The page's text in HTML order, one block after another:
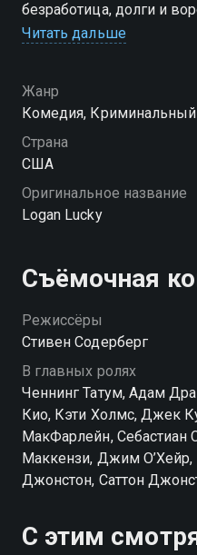
безработица, долги и
момента, он решает
страна. «Удача Логана» —
хорошем качестве.
Читать дальше
Жанр
Комедия, Криминальный
Страна
США
Оригинальное название
Logan Lucky
Съёмочная
Режиссёры
Стивен Содерберг
В главных ролях
Ченнинг Татум, Адам
Кио, Кэти Холмс, Джек
МакФарлейн, Себастиан
Маккензи, Джим
Джонстон, Саттон
С этим